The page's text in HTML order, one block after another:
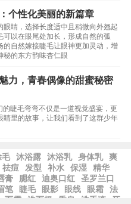
个性化美丽的新篇章
睛，选择长度适中且稍微向外翘起
以在眼尾处加长，形成自然的弧
自然嫁接睫毛让眼神更加灵动，增
秘的东方韵味杏仁眼
力，青春偶像的甜蜜秘密
睫毛弯弯不仅是一道视觉盛宴，更
里的故事，让我们看到了这群少年
毛 沐浴露 沐浴乳 身体乳
爽
祛痘 发型 补水 保湿
精华
膏 腮红 迪奥口红
圣罗兰口
笔 睫毛 眼影 眼线 眼霜
法
面霜 洗面奶 香皂 洗手液
牙